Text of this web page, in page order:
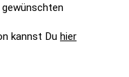
kannst Du hier